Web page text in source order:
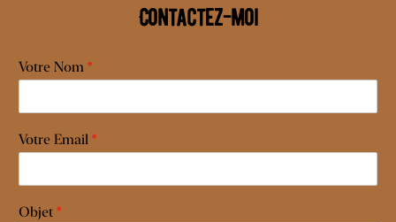
Contactez-moi
Votre Nom *
Votre Email *
Objet *